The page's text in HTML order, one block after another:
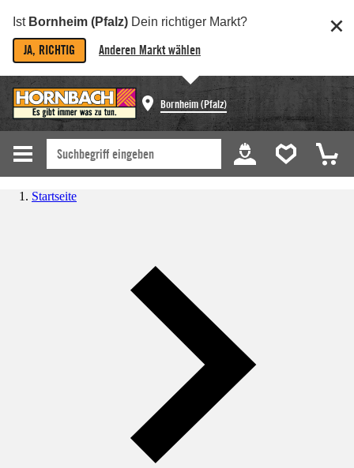
Ist Bornheim (Pfalz) Dein richtiger Markt?
JA, RICHTIG Anderen Markt wählen
Bornheim (Pfalz)
Startseite